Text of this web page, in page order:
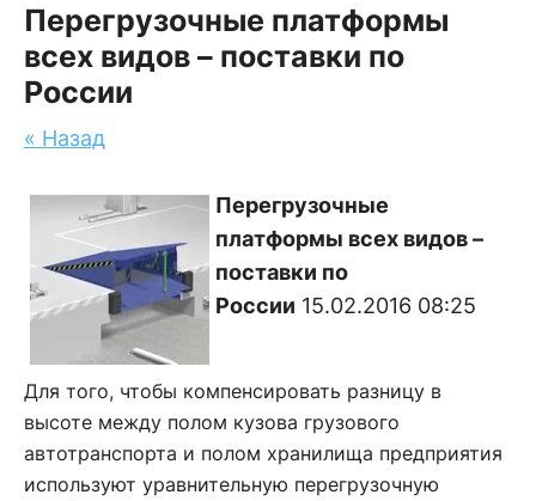
Перегрузочные платформы
всех видов – поставки по
России
« Назад
Перегрузочные
платформы всех видов –
поставки по
России 15.02.2016 08:25
Для того, чтобы компенсировать разницу в
высоте между полом кузова грузового
автотранспорта и полом хранилища предприятия
используют уравнительную перегрузочную